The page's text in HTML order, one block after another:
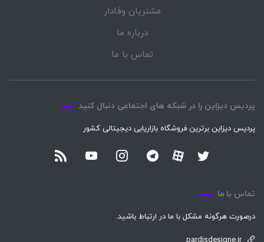
مشتریان وفادار
درباره ما
تماس با ما
پردیس دیزاین را در شبکه های اجتماعی دنبال کنید
پردیس دیزاین برترین فروشگاه بازاریابی دیجیتالی کشور
تماس با ما
درصورت هرگونه مشکل با ما در ارتباط باشید.